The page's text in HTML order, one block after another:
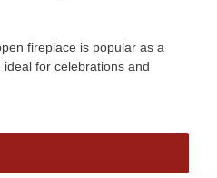
fireplace is popular as a
for celebrations and